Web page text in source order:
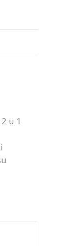
u 1